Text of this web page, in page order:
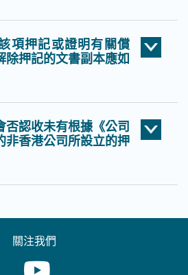
項押記或證明有關償
除押記的文書副本應如
否認收未有根據《公司
非香港公司所設立的押
關注我們
Youtube [This link will pop up in